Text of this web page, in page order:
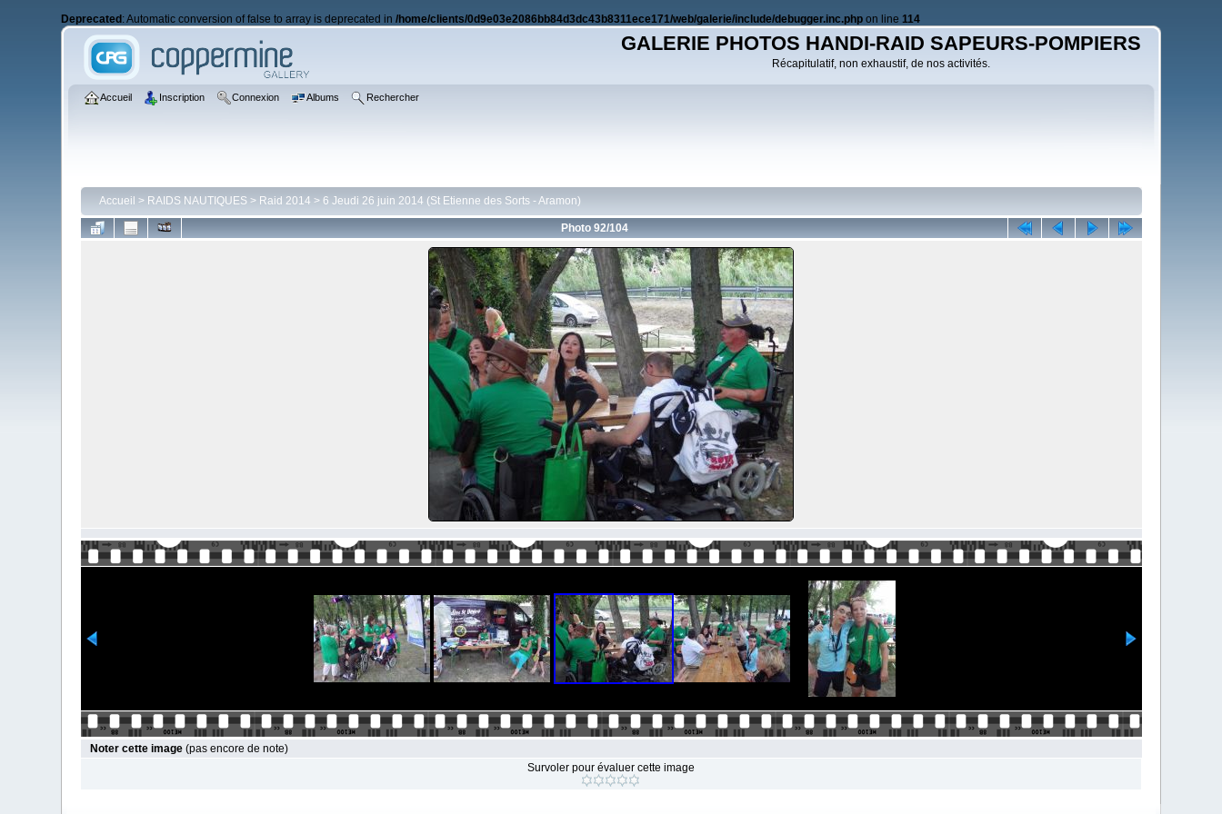
Deprecated : Automatic conversion of false to array is deprecated in/home/clients/0d9e03e2086bb84d3dc43b8311ece171/web/galerie/include/debugger.inc.php on line114
GALERIE PHOTOS HANDI-RAID SAPEURS-POMPIERS
Récapitulatif, non exhaustif, de nos activités.
Accueil Inscription Connexion Albums Rechercher
Accueil > RAIDS NAUTIQUES> Raid 2014> 6 Jeudi 26 juin 2014 (St Etienne des Sorts - Aramon)
Photo 92/104
Noter cette image (pas encore de note)
Survoler pour évaluer cette image